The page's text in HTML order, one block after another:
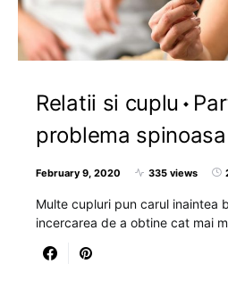
Relatii si cuplu
problema
February 9, 2020 335 views
Multe cupluri pun carul inaintea
incercarea de a obtine cat mai